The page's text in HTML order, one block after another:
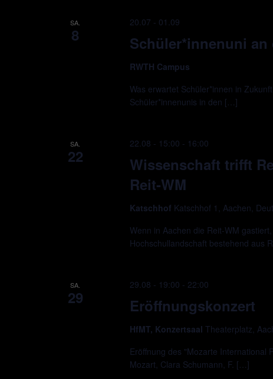
SA.
8 Schüler*innenuni an
20.07 - 01.09
RWTH Campus
Was erwartet Schüler*innen in
Schüler*innenunis in den […]
SA.
22
Wissenschaft trifft
Reit-WM
22.08 - 15:00 - 16:00
Katschhof Katschhof 1, Aachen,
Wenn in Aachen die Reit-WM
Hochschullandschaft bestehend aus
SA.
29 Eröffnungskonzert
29.08 - 19:00 - 22:00
HfMT, Konzertsaal Theaterplatz,
Eröffnung des "Mozarte International
Mozart, Clara Schumann, F. […]